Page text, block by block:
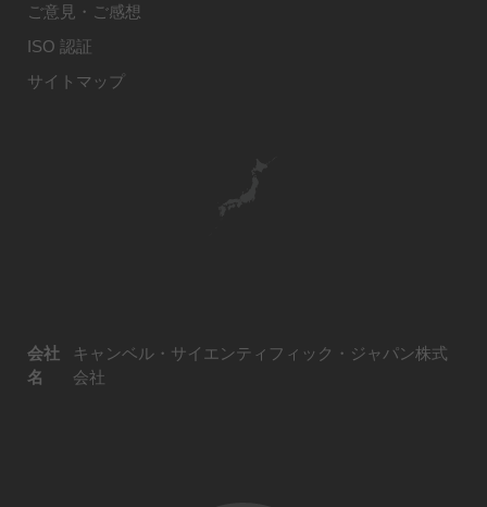
ご意見・ご感想
ISO 認証
サイトマップ
会社
名
キャンベル・サイエンティフィック・ジャパン株式
会社